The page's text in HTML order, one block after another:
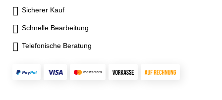
Sicherer Kauf
Schnelle Bearbeitung
Telefonische Beratung